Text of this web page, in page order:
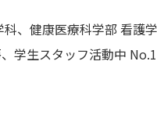
科、健康医療科学部 看護
学生スタッフ活動中